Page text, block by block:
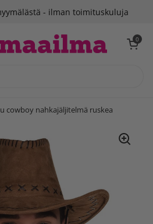
- ilman toimituskuluja
Avaa 0
cowboy nahkajäljitelmä ruskea